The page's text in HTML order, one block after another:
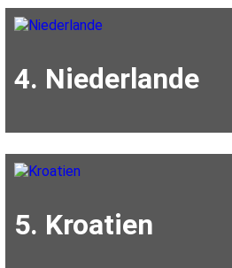
4. Niederlande
5. Kroatien